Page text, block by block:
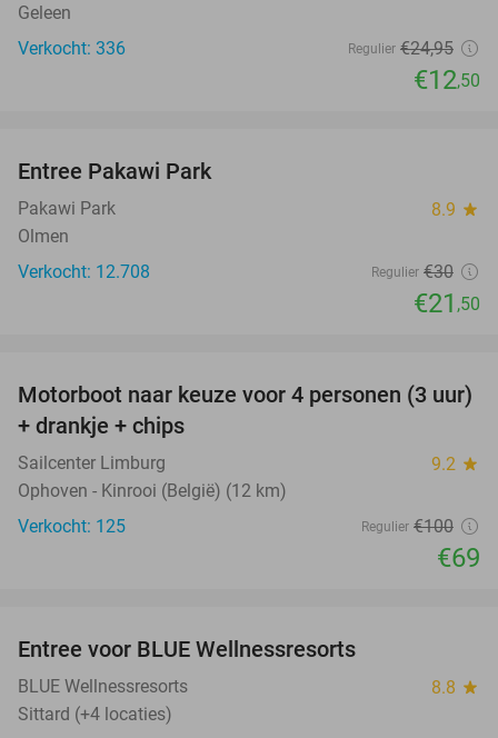
Geleen
Verkocht: 336
Regulier €24,95
€12,50
Entree Pakawi Park
Pakawi Park 8.9 star
Olmen
Verkocht: 12.708
Regulier €30
€21 ,50
31%
Motorboot naar keuze voor 4 personen (3 uur)
+ drankje + chips
Sailcenter Limburg 9.2 star
Ophoven - Kinrooi (België) (12 km)
Verkocht: 125
Regulier €100
€69
Entree voor BLUE Wellnessresorts
BLUE Wellnessresorts 8.8 star
Sittard (+4 locaties)